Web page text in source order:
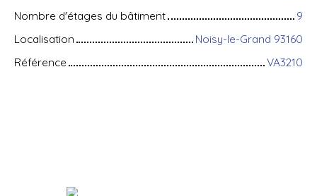
Nombre d'étages du bâtiment
9
Localisation
Noisy-le-Grand 93160
Référence
VA3210